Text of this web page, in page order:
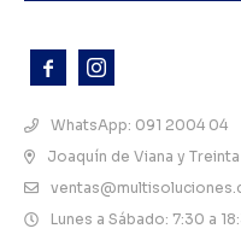
 
WhatsApp: 091 2004 04
Joaquín de Viana y
Lunes a Sábado: 7:30 a